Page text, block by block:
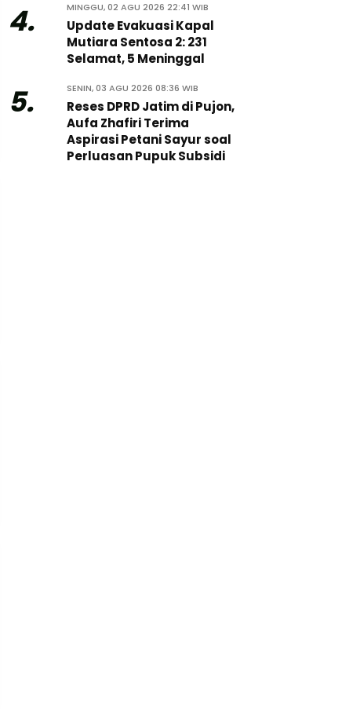
4. MINGGU, 02 AGU 2026 22:41 WIB
Update Evakuasi Kapal
Mutiara Sentosa 2: 231
Selamat, 5 Meninggal
5. SENIN, 03 AGU 2026 08:36 WIB
Reses DPRD Jatim di Pujon,
Aufa Zhafiri Terima
Aspirasi Petani Sayur soal
Perluasan Pupuk Subsidi